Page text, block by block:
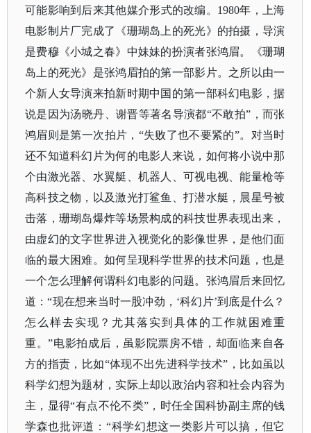
可能影响到后来其他媒介形式的改编。 1980年，上海
电影制片厂完成了《珊瑚岛上的死光》的拍摄，导演
是费穆《小城之春》中妹妹的扮演者张鸿眉。《珊瑚
岛上的死光》是张鸿眉拍的第一部影片。之所以由一
个新人女导演来拍新时期中国的第一部科幻电影，据
说是因为汤晓丹、谢晋等著名导演都“不敢拍”，而张
鸿眉则是第一次拍片，“失败了也不要紧的”。对当时
还不知道科幻片为何的电影人来说，如何将小说中那
个由激光器、水翼艇、机器人、可视电视、能量枪等
高科技之物，以及激光打鲨鱼、打潜水艇，晨星号被
击落，珊瑚岛爆炸等场景构成的科技世界表现出来，
由虚幻的文字世界进入视觉化的影像世界，是他们面
临的最大困难。如何呈现科学世界的技术问题，也是
一个怎么理解何谓科幻电影的问题。张鸿眉后来回忆
道：“现在想来当时一股冲劲，‘科幻片’到底是什么？
怎么样去实现？尤其落实到具体的工作就困难重
重。”电影拍成后，虽影院票房不错，却面临来自各
方的指责，比如“体现不出先进科学技术”，比如虽以
科学幻想为题材，实际上却以政治内容和社会内容为
主，显得“有点不伦不类”，时任全国科协副主席的钱
学森也批评道：“科学幻想这一类影片可以搞，但它